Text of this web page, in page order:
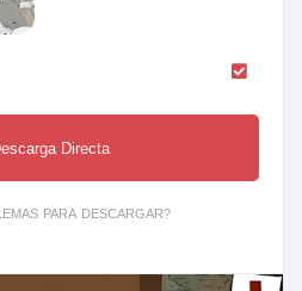
Directa
PARA DESCARGAR?